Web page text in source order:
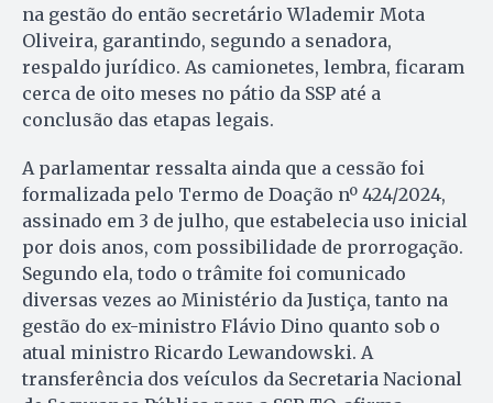
na gestão do então secretário Wlademir Mota
Oliveira, garantindo, segundo a senadora,
respaldo jurídico. As camionetes, lembra, ficaram
cerca de oito meses no pátio da SSP até a
conclusão das etapas legais.
A parlamentar ressalta ainda que a cessão foi
formalizada pelo Termo de Doação nº 424/2024,
assinado em 3 de julho, que estabelecia uso inicial
por dois anos, com possibilidade de prorrogação.
Segundo ela, todo o trâmite foi comunicado
diversas vezes ao Ministério da Justiça, tanto na
gestão do ex-ministro Flávio Dino quanto sob o
atual ministro Ricardo Lewandowski. A
transferência dos veículos da Secretaria Nacional